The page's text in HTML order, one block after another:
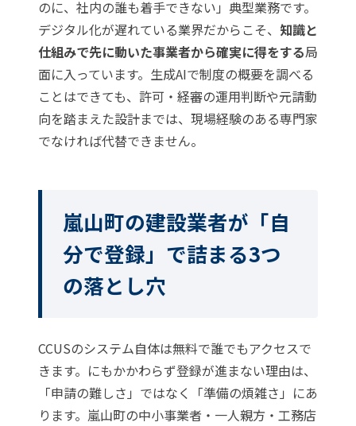
のに、社内の誰も着手できない」典型業務です。
デジタル化が遅れている業界だからこそ、 知識と
仕組みで先に動いた事業者から確実に得をする局
面に入っています。生成AIで制度の概要を調べる
ことはできても、許可・経審の運用判断や元請動
向を踏まえた設計までは、現場経験のある専門家
でなければ代替できません。
嵐山町の建設業者が「自
分で登録」で詰まる3つ
の落とし穴
CCUSのシステム自体は無料で誰でもアクセスで
きます。にもかかわらず登録が進まない理由は、
「申請の難しさ」ではなく「準備の煩雑さ」にあ
ります。嵐山町の中小事業者・一人親方・工務店